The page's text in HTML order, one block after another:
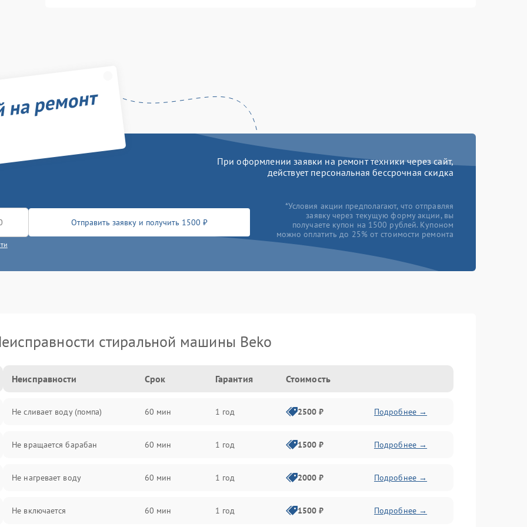
ремонт
При оформлении заявки на ремонт техники через сайт,
действует персональная бессрочная скидка
Отправить заявку и получить 1500 ₽
*Условия акции предполагают, что отправляя
заявку через текущую форму акции, вы
получаете купон на 1500 рублей. Купоном
можно оплатить до 25% от стоимости ремонта
стиральной машины Beko
Неисправности Срок Гарантия Стоимость
Не сливает воду (помпа) 60 мин 1 год 2500 ₽ Подробнее →
Не вращается барабан 60 мин 1 год 1500 ₽ Подробнее →
Не нагревает воду 60 мин 1 год 2000 ₽ Подробнее →
Не включается 60 мин 1 год 1500 ₽ Подробнее →